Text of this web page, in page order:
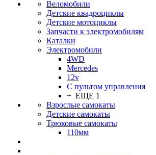
Веломобили
Детские квадроциклы
Детские мотоциклы
Запчасти к электромобилям
Каталки
Электромобили
4WD
Mercedes
12v
С пультом управления
+ ЕЩЕ 1
Взрослые самокаты
Детские самокаты
Трюковые самокаты
110мм